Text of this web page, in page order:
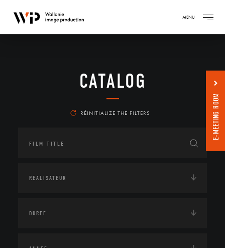
MENU
CATALOG
RÉINITIALIZE THE FILTERS E-MEETING ROOM